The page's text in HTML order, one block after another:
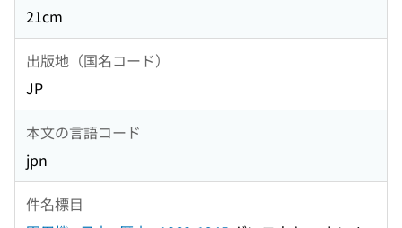
21cm
出版地（国名コード）
JP
本文の言語コード
jpn
件名標目